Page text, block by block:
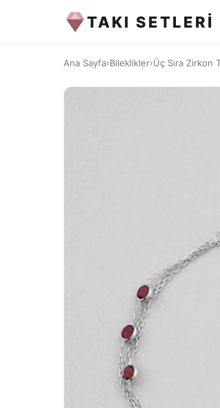
TAKI SETLERİ
Ana Sayfa›Bileklikler›Üç Sıra Zirkon